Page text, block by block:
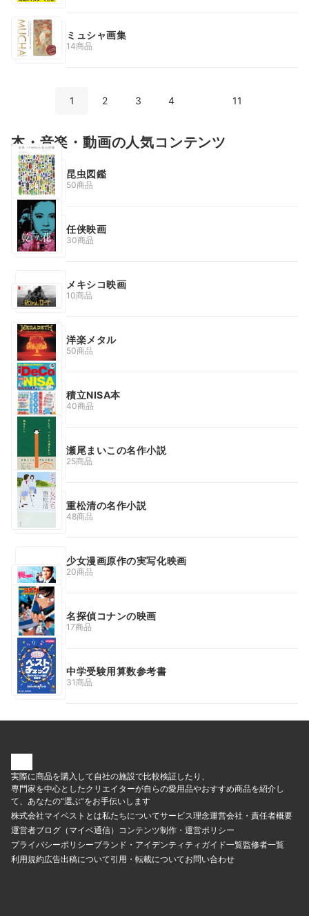
ミュシャ画集
14商品
1 2 3 4 11
本・音楽・動画の人気コンテンツ
昆虫図鑑
50商品
任侠映画
30商品
メキシコ映画
10商品
洋楽メタル
50商品
積立NISA本
40商品
瀬尾まいこの名作小説
25商品
重松清の名作小説
48商品
少女漫画原作の実写化映画
20商品
名探偵コナンの映画
17商品
中学受験用算数参考書
31商品
実際に商品を購入して自社の施設で比較検証したり、
専門家を中心としたクリエイターが自らの愛用品やおすすめ商品を紹介し
て、あなたの“選ぶ”をお手伝いします
株式会社マイベストとは私たちについてサービス理念運営会社・責任者概要
運営者ブログ（マイベ通信） コンテンツ制作・運営ポリシー
プライバシーポリシーブランド・アイデンティティ ガイド一覧監修者一覧
利用規約広告出稿について引用・転載についてお問い合わせ